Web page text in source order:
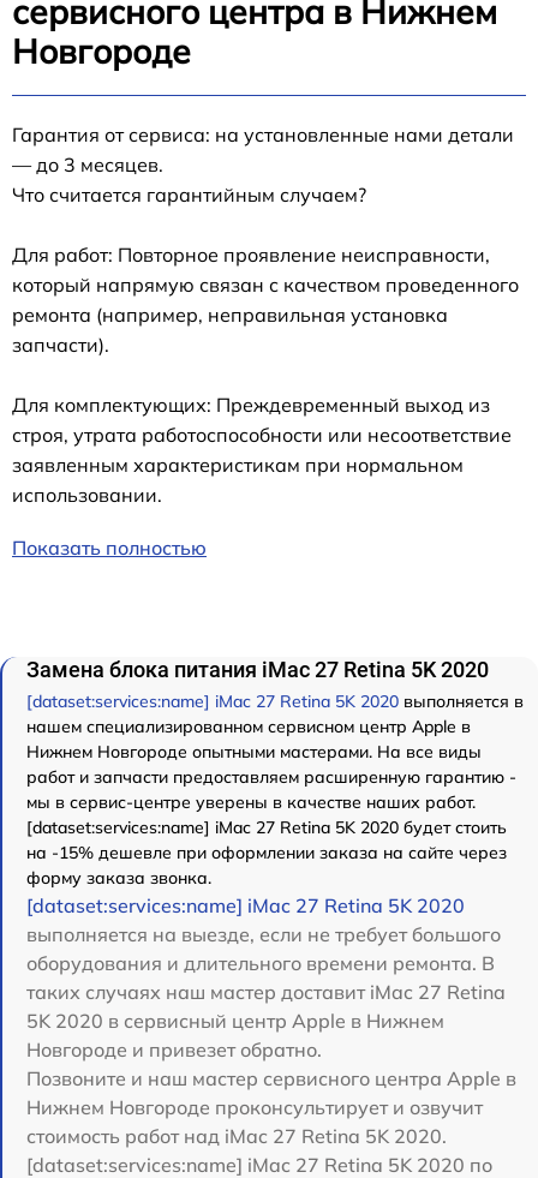
сервисного центра в Нижнем
Новгороде
Гарантия от сервиса: на установленные нами детали
— до 3 месяцев.
Что считается гарантийным случаем?
Для работ: Повторное проявление неисправности,
который напрямую связан с качеством проведенного
ремонта (например, неправильная установка
запчасти).
Для комплектующих: Преждевременный выход из
строя, утрата работоспособности или несоответствие
заявленным характеристикам при нормальном
использовании.
Показать полностью
Замена блока питания iMac 27 Retina 5K 2020
[dataset:services:name] iMac 27 Retina 5K 2020 выполняется в
нашем специализированном сервисном центр Apple в
Нижнем Новгороде опытными мастерами. На все виды
работ и запчасти предоставляем расширенную гарантию -
мы в сервис-центре уверены в качестве наших работ.
[dataset:services:name] iMac 27 Retina 5K 2020 будет стоить
на -15% дешевле при оформлении заказа на сайте через
форму заказа звонка.
[dataset:services:name] iMac 27 Retina 5K 2020
выполняется на выезде, если не требует большого
оборудования и длительного времени ремонта. В
таких случаях наш мастер доставит iMac 27 Retina
5K 2020 в сервисный центр Apple в Нижнем
Новгороде и привезет обратно.
Позвоните и наш мастер сервисного центра Apple в
Нижнем Новгороде проконсультирует и озвучит
стоимость работ над iMac 27 Retina 5K 2020.
[dataset:services:name] iMac 27 Retina 5K 2020 по